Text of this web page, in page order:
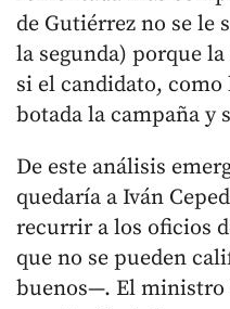
de Gutiérrez no se le
la segunda) porque
si el candidato,
botada la campaña y
De este análisis
quedaría a Iván
recurrir a los oficios
que no se pueden
buenos—. El ministro